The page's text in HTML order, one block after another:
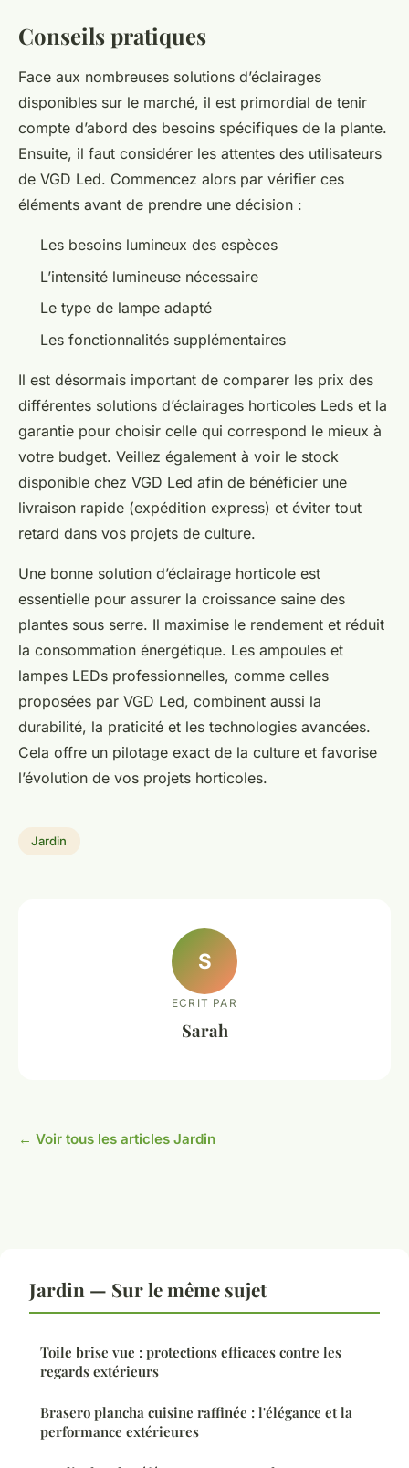
Conseils pratiques
Face aux nombreuses solutions d’éclairages
disponibles sur le marché, il est primordial de tenir
compte d’abord des besoins spécifiques de la plante.
Ensuite, il faut considérer les attentes des utilisateurs
de VGD Led. Commencez alors par vérifier ces
éléments avant de prendre une décision :
Les besoins lumineux des espèces
L’intensité lumineuse nécessaire
Le type de lampe adapté
Les fonctionnalités supplémentaires
Il est désormais important de comparer les prix des
différentes solutions d’éclairages horticoles Leds et la
garantie pour choisir celle qui correspond le mieux à
votre budget. Veillez également à voir le stock
disponible chez VGD Led afin de bénéficier une
livraison rapide (expédition express) et éviter tout
retard dans vos projets de culture.
Une bonne solution d’éclairage horticole est
essentielle pour assurer la croissance saine des
plantes sous serre. Il maximise le rendement et réduit
la consommation énergétique. Les ampoules et
lampes LEDs professionnelles, comme celles
proposées par VGD Led, combinent aussi la
durabilité, la praticité et les technologies avancées.
Cela offre un pilotage exact de la culture et favorise
l’évolution de vos projets horticoles.
Jardin
S
ECRIT PAR
Sarah
← Voir tous les articles Jardin
Jardin — Sur le même sujet
Toile brise vue : protections efficaces contre les
regards extérieurs
Brasero plancha cuisine raffinée : l'élégance et la
performance extérieures